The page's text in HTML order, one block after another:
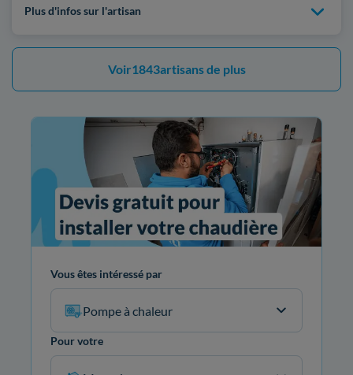
Plus d'infos sur l'artisan
Voir1843artisans de plus
Vous êtes intéressé par
Pompe à chaleur
Pour votre